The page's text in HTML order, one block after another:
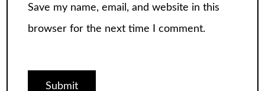
Save my name, email, and website in this
browser for the next time I comment.